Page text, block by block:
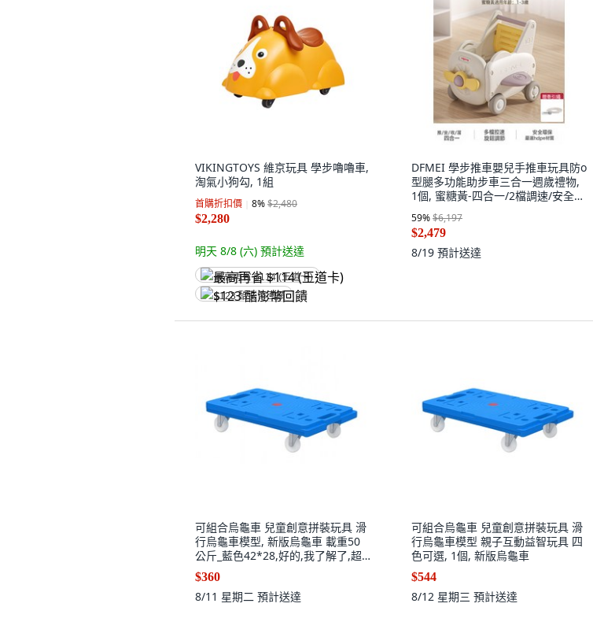
VIKINGTOYS 維京玩具 學步嚕嚕車,
淘氣小狗勾, 1組
首購折扣價 8%$2,480
$2,280
明天 8/8 (六) 預計送達
最高再省 $114 (王道卡)
$123 酷澎幣回饋
DFMEI 學步推車嬰兒手推車玩具防o
型腿多功能助步車三合一週歲禮物,
1個, 蜜糖黃-四合一/2檔調速/安全材
質+贈牽引繩:參考詳情
59%$6,197
$2,479
8/19 預計送達
可組合烏龜車 兒童創意拼裝玩具 滑
行烏龜車模型, 新版烏龜車 載重50
公斤_藍色42*28,好的,我了解了,超
取只能3組, 1個
$360
8/11 星期二 預計送達
可組合烏龜車 兒童創意拼裝玩具 滑
行烏龜車模型 親子互動益智玩具 四
色可選, 1個, 新版烏龜車
$544
8/12 星期三 預計送達